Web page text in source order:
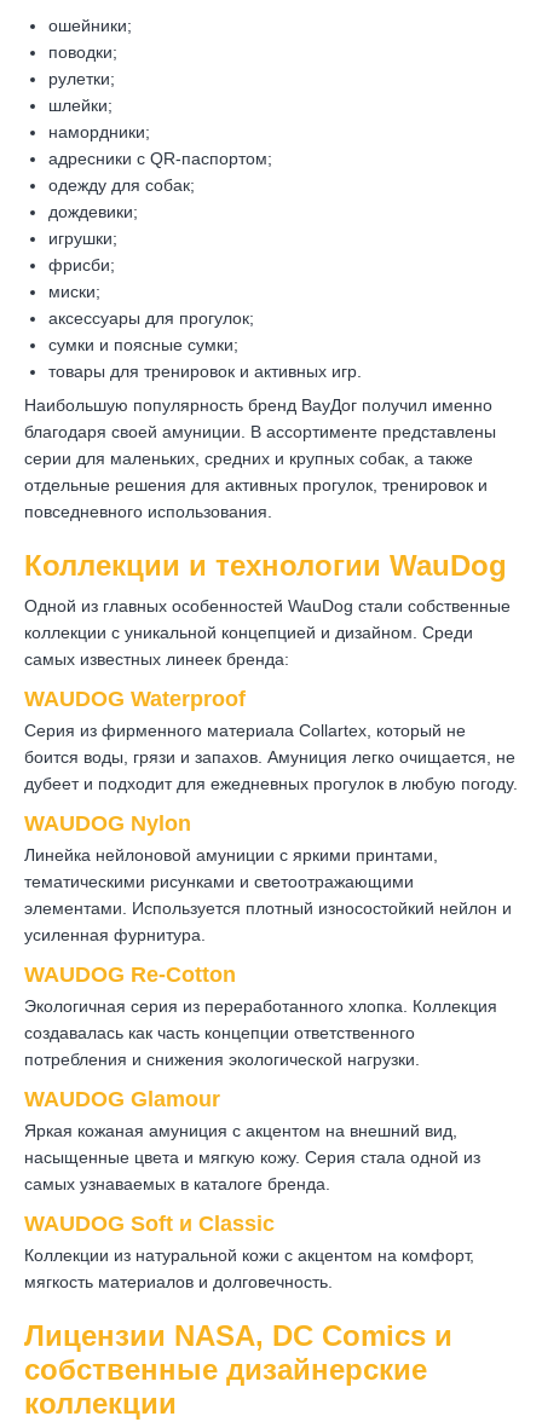
ошейники;
поводки;
рулетки;
шлейки;
намордники;
адресники с QR-паспортом;
одежду для собак;
дождевики;
игрушки;
фрисби;
миски;
аксессуары для прогулок;
сумки и поясные сумки;
товары для тренировок и активных игр.
Наибольшую популярность бренд ВауДог получил именно
благодаря своей амуниции. В ассортименте представлены
серии для маленьких, средних и крупных собак, а также
отдельные решения для активных прогулок, тренировок и
повседневного использования.
Коллекции и технологии WauDog
Одной из главных особенностей WauDog стали собственные
коллекции с уникальной концепцией и дизайном. Среди
самых известных линеек бренда:
WAUDOG Waterproof
Серия из фирменного материала Collartex, который не
боится воды, грязи и запахов. Амуниция легко очищается, не
дубеет и подходит для ежедневных прогулок в любую погоду.
WAUDOG Nylon
Линейка нейлоновой амуниции с яркими принтами,
тематическими рисунками и светоотражающими
элементами. Используется плотный износостойкий нейлон и
усиленная фурнитура.
WAUDOG Re-Cotton
Экологичная серия из переработанного хлопка. Коллекция
создавалась как часть концепции ответственного
потребления и снижения экологической нагрузки.
WAUDOG Glamour
Яркая кожаная амуниция с акцентом на внешний вид,
насыщенные цвета и мягкую кожу. Серия стала одной из
самых узнаваемых в каталоге бренда.
WAUDOG Soft и Classic
Коллекции из натуральной кожи с акцентом на комфорт,
мягкость материалов и долговечность.
Лицензии NASA, DC Comics и
собственные дизайнерские
коллекции